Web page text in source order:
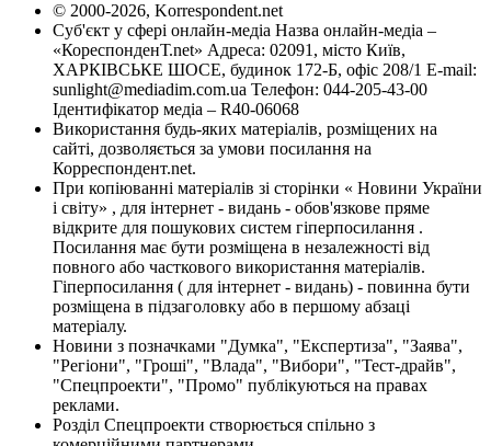
© 2000-2026, Korrespondent.net
Суб'єкт у сфері онлайн-медіа Назва онлайн-медіа –
«КореспонденТ.net» Адреса: 02091, місто Київ,
ХАРКІВСЬКЕ ШОСЕ, будинок 172-Б, офіс 208/1 E-mail:
sunlight@mediadim.com.ua Телефон: 044-205-43-00
Ідентифікатор медіа – R40-06068
Використання будь-яких матеріалів, розміщених на
сайті, дозволяється за умови посилання на
Корреспондент.net.
При копіюванні матеріалів зі сторінки « Новини України
і світу» , для інтернет - видань - обов'язкове пряме
відкрите для пошукових систем гіперпосилання .
Посилання має бути розміщена в незалежності від
повного або часткового використання матеріалів.
Гіперпосилання ( для інтернет - видань) - повинна бути
розміщена в підзаголовку або в першому абзаці
матеріалу.
Новини з позначками "Думка", "Експертиза", "Заява",
"Регіони", "Гроші", "Влада", "Вибори", "Тест-драйв",
"Спецпроекти", "Промо" публікуються на правах
реклами.
Розділ Спецпроекти створюється спільно з